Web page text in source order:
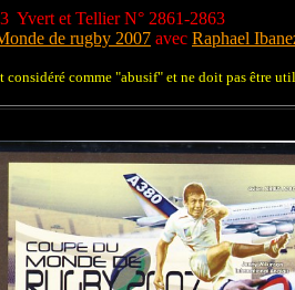
Yvert et Tellier N° 2861-2863
de rugby 2007 avec Raphael
considéré comme "abusif" et ne doit pas être